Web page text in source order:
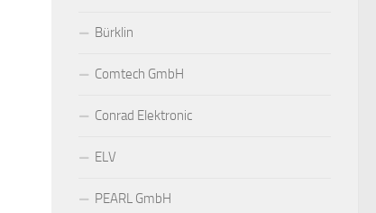
Bürklin
Comtech GmbH
Conrad Elektronic
ELV
PEARL GmbH